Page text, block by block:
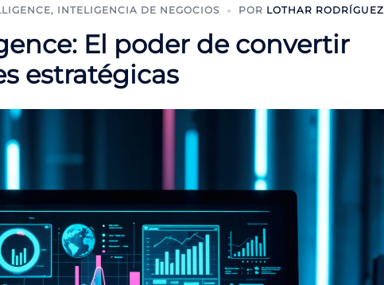
, INTELIGENCIA DE NEGOCIOS POR LOTHAR RODRÍGUEZ
El poder de convertir
estratégicas